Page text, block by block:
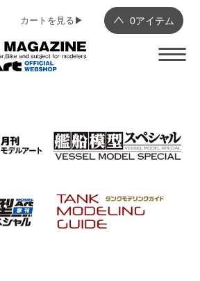
0アイテム
カートを見る▶︎